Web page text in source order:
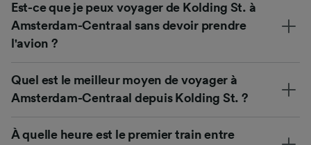
Est-ce que je peux voyager de Kolding St. à
Amsterdam-Centraal sans devoir prendre
l'avion ?
Quel est le meilleur moyen de voyager à
Amsterdam-Centraal depuis Kolding St. ?
À quelle heure est le premier train entre